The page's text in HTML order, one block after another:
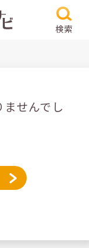
検索
せんでし